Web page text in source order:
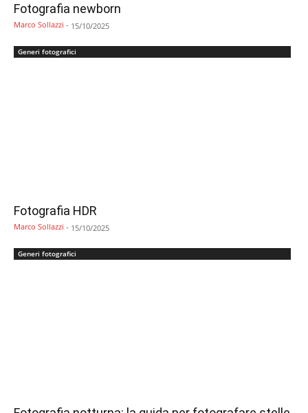
Fotografia newborn
Marco Sollazzi - 15/10/2025
Generi fotografici
Fotografia HDR
Marco Sollazzi - 15/10/2025
Generi fotografici